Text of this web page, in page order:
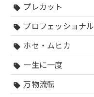
sell プレカット
sell プロフェッショナル
sell ホセ・ムヒカ
sell 一生に一度
sell 万物流転